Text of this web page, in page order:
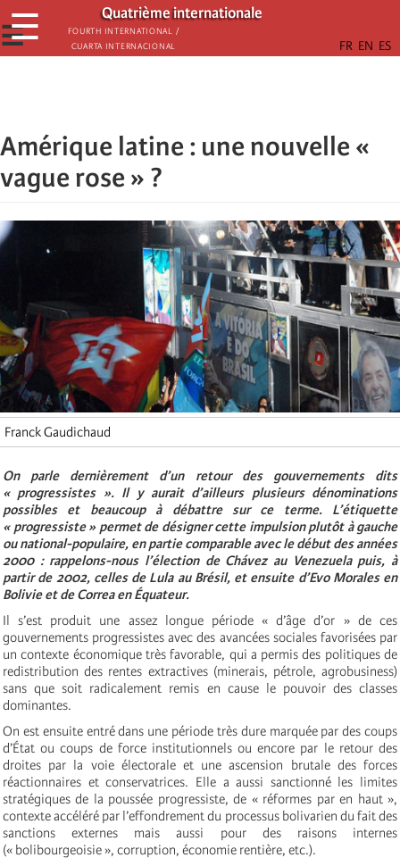
Παράκαμψη
προς
το
Quatrième internationale
Fourth International /
Cuarta Internacional
☰
☰
Amérique latine : une nouvelle «
vague rose » ?
Franck Gaudichaud
On parle dernièrement d’un retour des gouvernements dits
« progressistes ». Il y aurait d’ailleurs plusieurs dénominations
possibles et beaucoup à débattre sur ce terme. L’étiquette
« progressiste » permet de désigner cette impulsion plutôt à gauche
ou national-populaire, en partie comparable avec le début des années
2000 : rappelons-nous l’élection de Chávez au Venezuela puis, à
partir de 2002, celles de Lula au Brésil, et ensuite d’Evo Morales en
Bolivie et de Correa en Équateur.
Il s’est produit une assez longue période « d’âge d’or » de ces
gouvernements progressistes avec des avancées sociales favorisées par
un contexte économique très favorable, qui a permis des politiques de
redistribution des rentes extractives (minerais, pétrole, agrobusiness)
sans que soit radicalement remis en cause le pouvoir des classes
dominantes.
On est ensuite entré dans une période très dure marquée par des coups
d’État ou coups de force institutionnels ou encore par le retour des
droites par la voie électorale et une ascension brutale des forces
réactionnaires et conservatrices. Elle a aussi sanctionné les limites
stratégiques de la poussée progressiste, de « réformes par en haut »,
contexte accéléré par l’effondrement du processus bolivarien du fait des
sanctions externes mais aussi pour des raisons internes
(« bolibourgeoisie », corruption, économie rentière, etc.).